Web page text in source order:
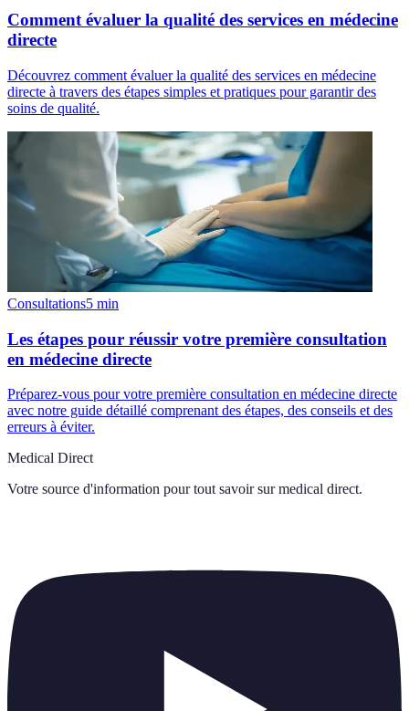
Comment évaluer la qualité des services en médecine
directe
Découvrez comment évaluer la qualité des services en médecine
directe à travers des étapes simples et pratiques pour garantir des
soins de qualité.
Consultations5 min
Les étapes pour réussir votre première consultation
en médecine directe
Préparez-vous pour votre première consultation en médecine directe
avec notre guide détaillé comprenant des étapes, des conseils et des
erreurs à éviter.
Medical Direct
Votre source d'information pour tout savoir sur medical direct.